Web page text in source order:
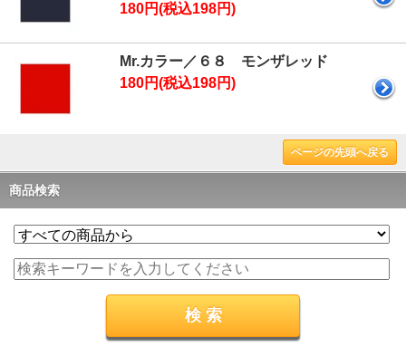
180円(税込198円)
Mr.カラー／６８ モンザレッド
180円(税込198円)
ページの先頭へ戻る
商品検索